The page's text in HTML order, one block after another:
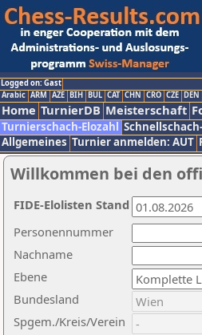
Logged on: Gast
Arabic ARM AZE BIH BUL CAT CHN CRO CZE DEN
Home TurnierDB Meisterschaft
Turnierschach-Elozahl
Allgemeines Turnier anmelden: AUT
Willkommen bei den
Nachname
Ebene
Personennummer
Bundesland
Spgem./Kreis/Verein
FIDE-Elolisten Stand